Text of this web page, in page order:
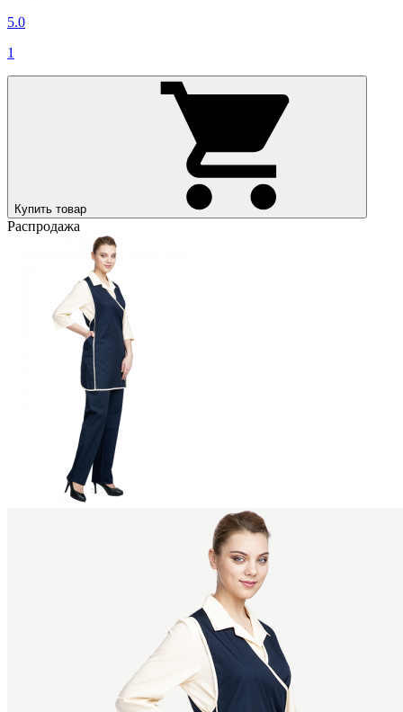
5.0
1
Купить товар
Распродажа